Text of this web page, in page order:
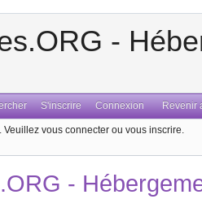
-
S'inscrire Connexion Revenir
Veuillez vous connecter ou vous inscrire.
-